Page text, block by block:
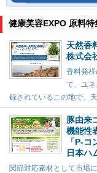
健康美容EXPO 原料特
天然香
株式会
香料発
て、ユ
録されているこの地で、
豚由来
機能性
「P-コ
日本ハ
関節対応素材として市場